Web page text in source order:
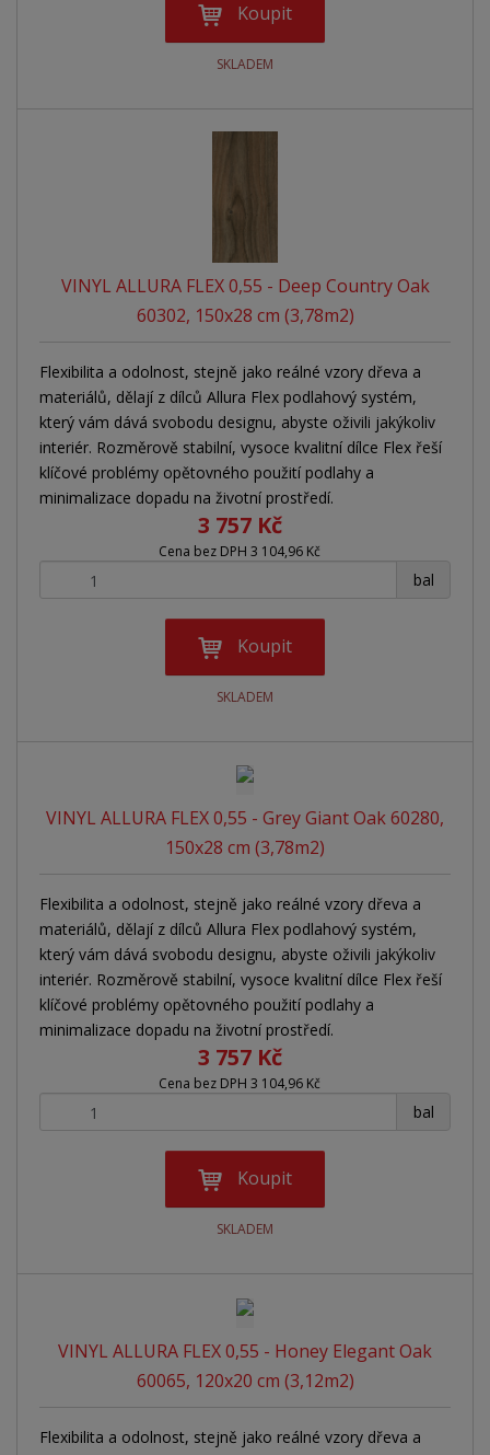
Koupit
SKLADEM
VINYL ALLURA FLEX 0,55 - Deep Country Oak
60302, 150x28 cm (3,78m2)
Flexibilita a odolnost, stejně jako reálné vzory dřeva a
materiálů, dělají z dílců Allura Flex podlahový systém,
který vám dává svobodu designu, abyste oživili jakýkoliv
interiér. Rozměrově stabilní, vysoce kvalitní dílce Flex řeší
klíčové problémy opětovného použití podlahy a
minimalizace dopadu na životní prostředí.
3 757 Kč
Cena bez DPH 3 104,96 Kč
bal
+ -
Koupit
SKLADEM
VINYL ALLURA FLEX 0,55 - Grey Giant Oak 60280,
150x28 cm (3,78m2)
Flexibilita a odolnost, stejně jako reálné vzory dřeva a
materiálů, dělají z dílců Allura Flex podlahový systém,
který vám dává svobodu designu, abyste oživili jakýkoliv
interiér. Rozměrově stabilní, vysoce kvalitní dílce Flex řeší
klíčové problémy opětovného použití podlahy a
minimalizace dopadu na životní prostředí.
3 757 Kč
Cena bez DPH 3 104,96 Kč
bal
+ -
Koupit
SKLADEM
VINYL ALLURA FLEX 0,55 - Honey Elegant Oak
60065, 120x20 cm (3,12m2)
Flexibilita a odolnost, stejně jako reálné vzory dřeva a